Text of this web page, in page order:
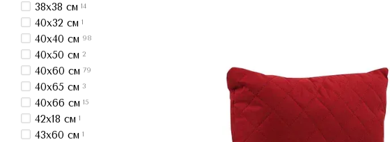
38x38 см 14
40x32 см 1
40x40 см 98
40x50 см 2
40x60 см 79
40x65 см 3
40x66 см 15
42x18 см 1
43x60 см 1